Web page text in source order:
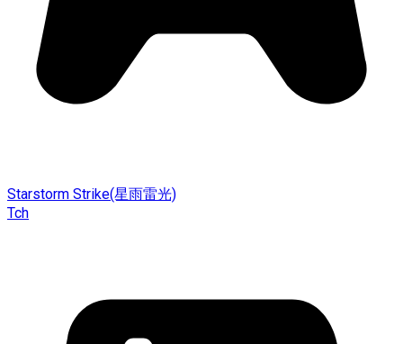
Starstorm Strike(星雨雷光)
Tch